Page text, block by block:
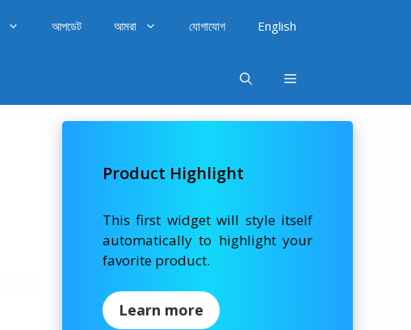
আপডেট আমরা যোগাযোগ English
Product Highlight
This first widget will style itself
automatically to highlight your
favorite product.
Learn more